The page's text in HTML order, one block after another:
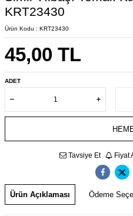
KRT23430
Ürün Kodu : KRT23430
45,00 TL
ADET
Tavsiye Et Fiyat
Ürün Açıklaması Ödeme